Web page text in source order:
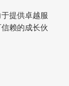
提供卓越服
赖的成长伙